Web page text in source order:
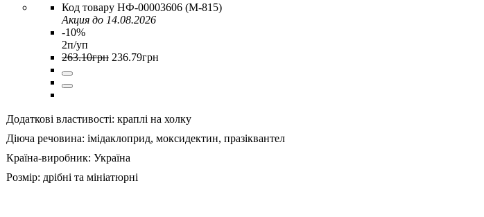
НФ-00003606 (M-815)
Акция до 14.08.2026
-10%
2п/уп
263.10грн 236.79грн
Додаткові властивості: краплі на холку
Діюча речовина: імідаклоприд, моксидектин, празіквантел
Країна-виробник: Україна
Розмір: дрібні та мініатюрні